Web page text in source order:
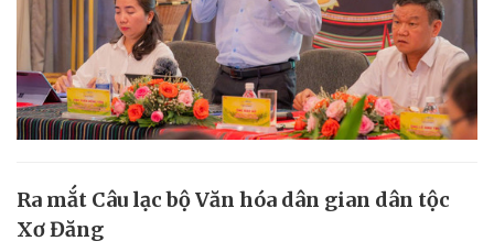
Ra mắt Câu lạc bộ Văn hóa dân gian dân tộc
Xơ Đăng